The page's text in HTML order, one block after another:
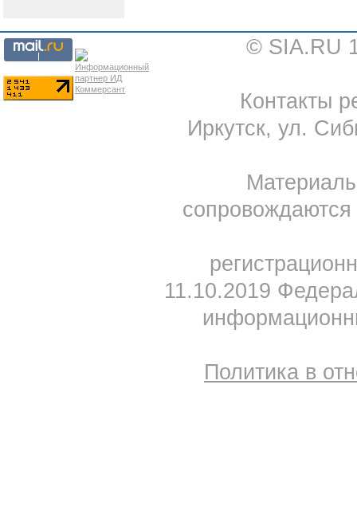
© SIA.RU
Контакты
Иркутск, ул.
11.10.2019
Политика в